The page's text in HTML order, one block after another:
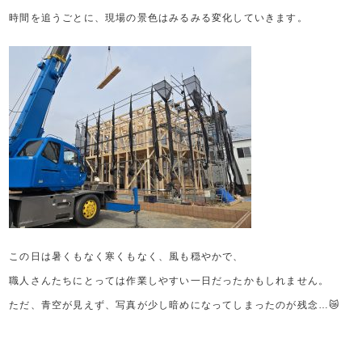
時間を追うごとに、現場の景色はみるみる変化していきます。
この日は暑くもなく寒くもなく、風も穏やかで、
職人さんたちにとっては作業しやすい一日だったかもしれません。
ただ、青空が見えず、写真が少し暗めになってしまったのが残念…😿